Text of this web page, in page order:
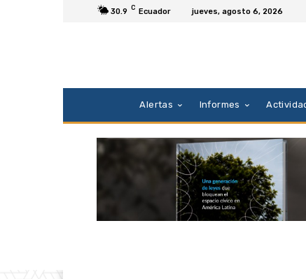
30.9 C Ecuador jueves, agosto 6, 2026
Alertas Informes